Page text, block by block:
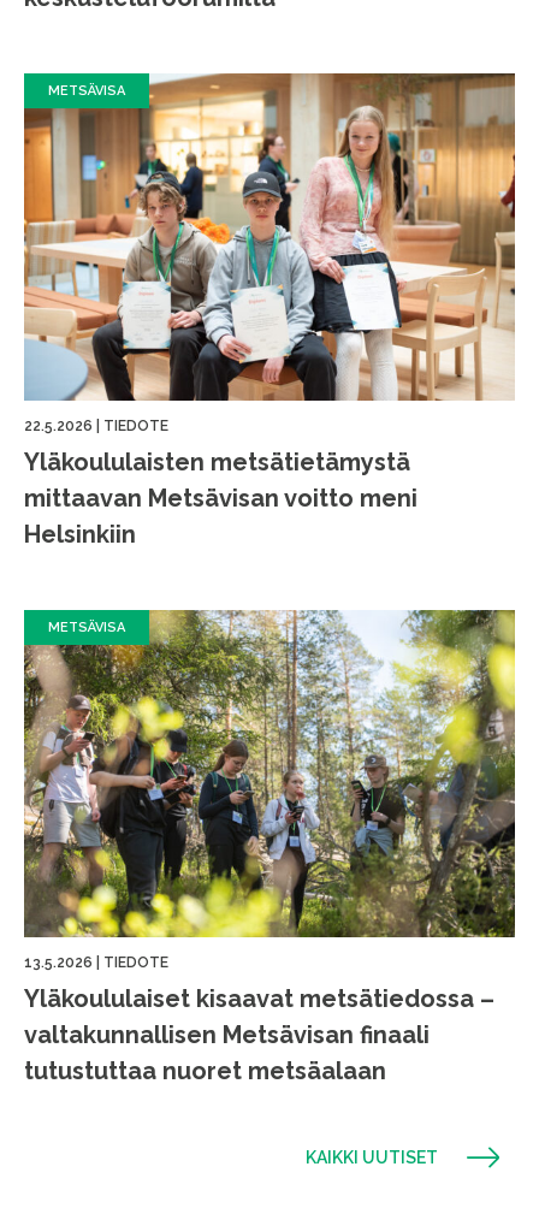
METSÄVISA
22.5.2026 TIEDOTE
Yläkoululaisten metsätietämystä
mittaavan Metsävisan voitto meni
Helsinkiin
METSÄVISA
13.5.2026 TIEDOTE
Yläkoululaiset kisaavat metsätiedossa –
valtakunnallisen Metsävisan finaali
tutustuttaa nuoret metsäalaan
KAIKKI UUTISET